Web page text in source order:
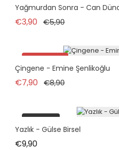
Yağmurdan Sonra - Can
€3,90 Normal fiyat
€5,90Fiyat
İndirimde!
tükendi
Çingene - Emine Şenlikoğlu
€7,90 Normal fiyat
€8,90Fiyat
tükendi
Yazlık - Gülse Birsel
€9,90Fiyat